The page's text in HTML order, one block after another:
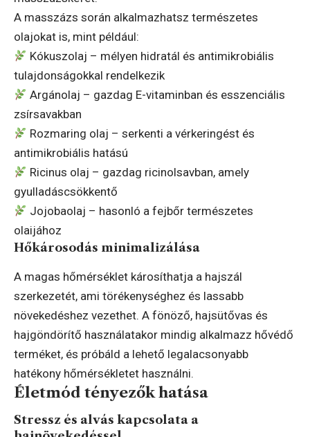
A masszázs során alkalmazhatsz természetes
olajokat is, mint például:
Kókuszolaj – mélyen hidratál és antimikrobiális
tulajdonságokkal rendelkezik
Argánolaj – gazdag E-vitaminban és esszenciális
zsírsavakban
Rozmaring olaj – serkenti a vérkeringést és
antimikrobiális hatású
Ricinus olaj – gazdag ricinolsavban, amely
gyulladáscsökkentő
Jojobaolaj – hasonló a fejbőr természetes
olaijához
Hőkárosodás minimalizálása
A magas hőmérséklet károsíthatja a hajszál
szerkezetét, ami törékenységhez és lassabb
növekedéshez vezethet. A fönöző, hajsütővas és
hajgöndörítő használatakor mindig alkalmazz hővédő
terméket, és próbáld a lehető legalacsonyabb
hatékony hőmérsékletet használni.
Életmód tényezők hatása
Stressz és alvás kapcsolata a